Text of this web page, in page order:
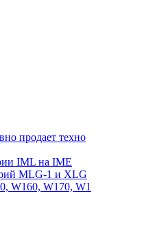
продает техно
IML на IME
MLG-1 и XLG
W160, W170, W1